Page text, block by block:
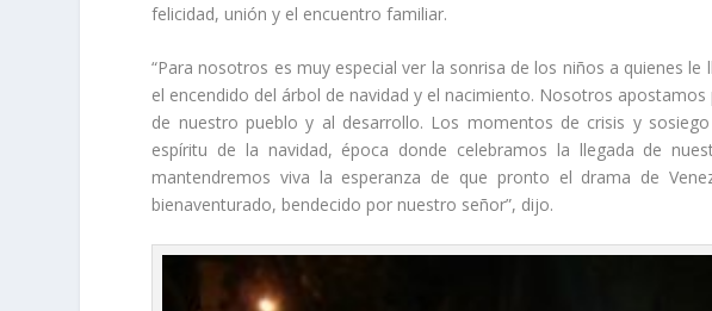
felicidad, unión y el encuentro familiar.
“Para nosotros es muy especial ver la sonrisa de los niños a quienes
el encendido del árbol de navidad y el nacimiento. Nosotros
de nuestro pueblo y al desarrollo. Los momentos de crisis y
espíritu de la navidad, época donde celebramos la llegada de
mantendremos viva la esperanza de que pronto el drama de
bienaventurado, bendecido por nuestro señor”, dijo.